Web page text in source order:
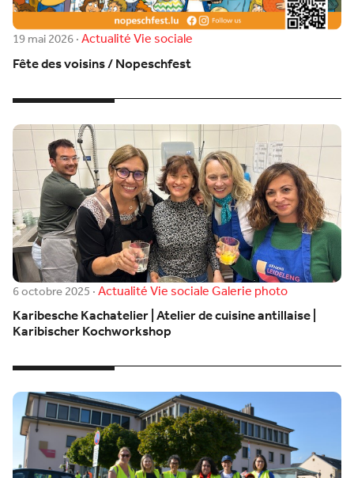
19 mai 2026·ActualitéVie sociale
Fête des voisins / Nopeschfest
6 octobre 2025·ActualitéVie socialeGalerie photo
Karibesche Kachatelier | Atelier de cuisine antillaise |
Karibischer Kochworkshop